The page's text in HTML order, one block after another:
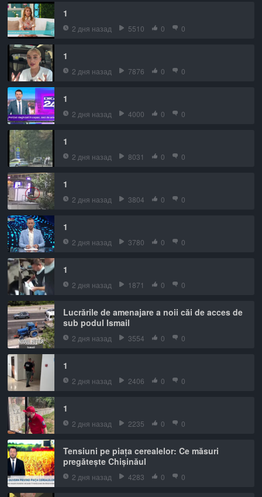
1
2 дня назад 5510 0 0
1
2 дня назад 7876 0 0
1
2 дня назад 4000 0 0
1
2 дня назад 8031 0 0
1
2 дня назад 3804 0 0
1
2 дня назад 3780 0 0
1
2 дня назад 1871 0 0
Lucrările de amenajare a noii căi de acces de
sub podul Ismail
2 дня назад 3554 0 0
1
2 дня назад 2406 0 0
1
2 дня назад 2235 0 0
Tensiuni pe piața cerealelor: Ce măsuri
pregătește Chișinăul
2 дня назад 4283 0 0